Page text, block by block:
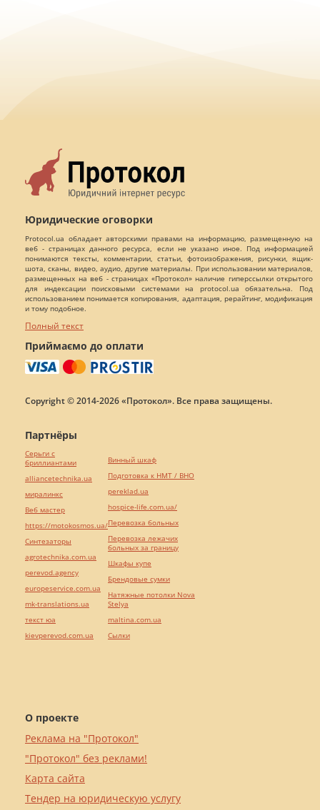
Юридические оговорки
Protocol.ua обладает авторскими правами на информацию, размещенную на
веб - страницах данного ресурса, если не указано иное. Под информацией
понимаются тексты, комментарии, статьи, фотоизображения, рисунки, ящик-
шота, сканы, видео, аудио, другие материалы. При использовании материалов,
размещенных на веб - страницах «Протокол» наличие гиперссылки открытого
для индексации поисковыми системами на protocol.ua обязательна. Под
использованием понимается копирования, адаптация, рерайтинг, модификация
и тому подобное.
Полный текст
Приймаємо до оплати
Copyright © 2014-2026 «Протокол». Все права защищены.
О проекте
Реклама на "Протокол"
"Протокол" без реклами!
Карта сайта
Тендер на юридическую услугу
Партнёры
Серьги с
бриллиантами
alliancetechnika.ua
миралинкс
Веб мастер
https://motokosmos.ua/
Синтезаторы
agrotechnika.com.ua
perevod.agency
europeservice.com.ua
mk-translations.ua
текст юа
kievperevod.com.ua
Винный шкаф
Подготовка к НМТ / ВНО
pereklad.ua
hospice-life.com.ua/
Перевозка больных
Перевозка лежачих
больных за границу
Шкафы купе
Брендовые сумки
Натяжные потолки Nova
Stelya
maltina.com.ua
Cылки